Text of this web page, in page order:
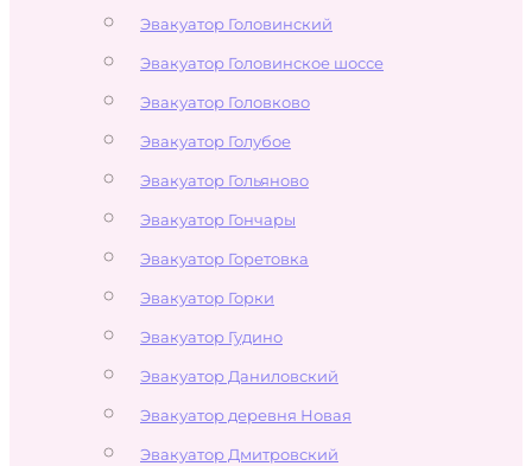
Эвакуатор Головинский
Эвакуатор Головинское шоссе
Эвакуатор Головково
Эвакуатор Голубое
Эвакуатор Гольяново
Эвакуатор Гончары
Эвакуатор Горетовка
Эвакуатор Горки
Эвакуатор Гудино
Эвакуатор Даниловский
Эвакуатор деревня Новая
Эвакуатор Дмитровский